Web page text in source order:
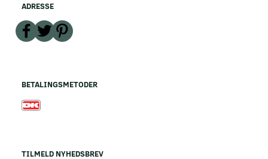
ADRESSE
BETALINGSMETODER
TILMELD NYHEDSBREV